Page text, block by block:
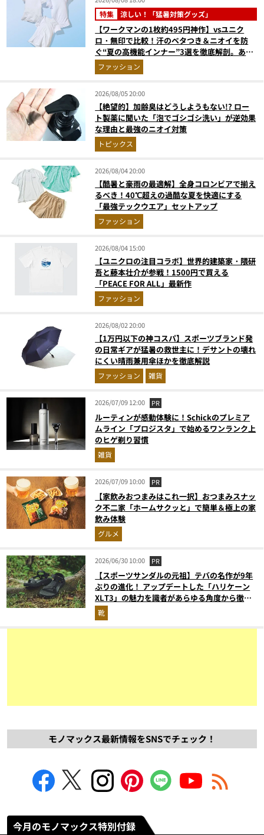
特集 涼しい！「猛暑対策グッズ」
【ワークマンの1枚約495円神作】vsユニク
ロ・無印で比較！汗のベタつき＆ニオイを防
ぐ“夏の高機能インナー”3選を徹底解剖。あな
たに最適な1着は？
ファッション
2026/08/05 20:00
【絶望的】加齢臭はどうしようもない!? ロー
ト製薬に聞いた「泡でゴシゴシ洗い」が逆効果
な理由と最強のニオイ対策
トピックス
2026/08/04 20:00
【酷暑と豪雨の最適解】全身コロンビアで揃え
るべき！40℃超えの過酷な夏を快適にする
「最強テックウエア」セットアップ
ファッション
2026/08/04 15:00
【ユニクロの注目コラボ】世界的建築家・隈研
吾と藤本壮介が参戦！1500円で買える
「PEACE FOR ALL」最新作
ファッション
2026/08/02 20:00
【1万円以下の神コスパ】スポーツブランド発
の日常ギアが猛暑の救世主に！デサントの壊れ
にくい晴雨兼用傘ほかを徹底解説
ファッション 雑貨
2026/07/09 12:00 PR
ルーティンが感動体験に！Schickのプレミア
ムライン「プロジスタ」で始めるワンランク上
のヒゲ剃り習慣
雑貨
2026/07/09 10:00 PR
【家飲みおつまみはこれ一択】おつまみスナッ
ク不二家「ホームサクッと」で簡単＆極上の家
飲み体験
グルメ
2026/06/30 10:00 PR
【スポーツサンダルの元祖】テバの名作が9年
ぶりの進化！ アップデートした「ハリケーン
XLT3」の魅力を識者があらゆる角度から徹底
解説！
靴
モノマックス最新情報をSNSでチェック！
今月のモノマックス特別付録